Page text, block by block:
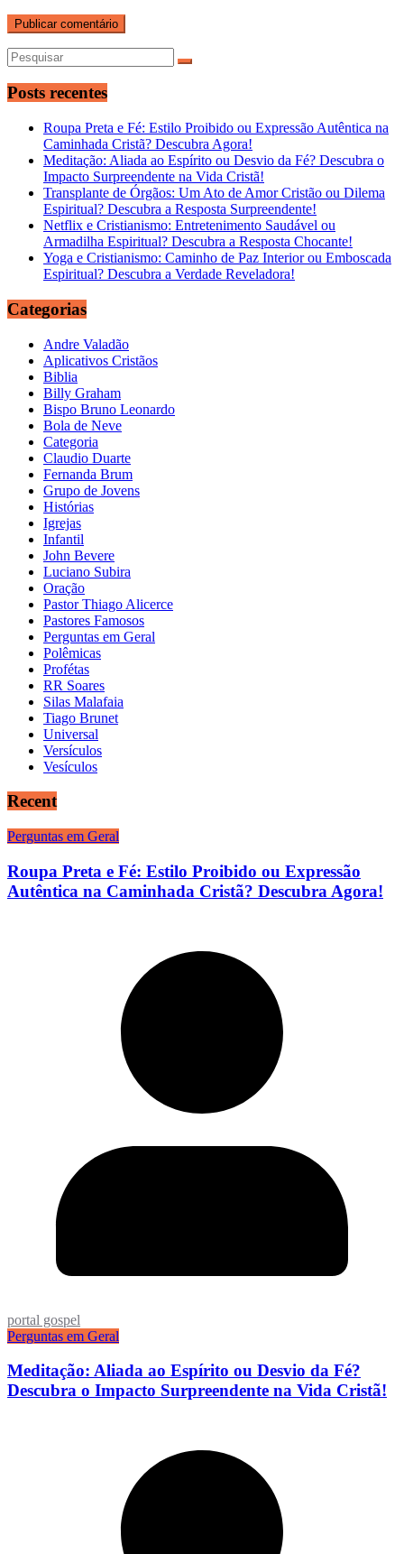
Posts recentes
Roupa Preta e Fé: Estilo Proibido ou Expressão Autêntica na
Caminhada Cristã? Descubra Agora!
Meditação: Aliada ao Espírito ou Desvio da Fé? Descubra o
Impacto Surpreendente na Vida Cristã!
Transplante de Órgãos: Um Ato de Amor Cristão ou Dilema
Espiritual? Descubra a Resposta Surpreendente!
Netflix e Cristianismo: Entretenimento Saudável ou
Armadilha Espiritual? Descubra a Resposta Chocante!
Yoga e Cristianismo: Caminho de Paz Interior ou Emboscada
Espiritual? Descubra a Verdade Reveladora!
Categorias
Andre Valadão
Aplicativos Cristãos
Biblia
Billy Graham
Bispo Bruno Leonardo
Bola de Neve
Categoria
Claudio Duarte
Fernanda Brum
Grupo de Jovens
Histórias
Igrejas
Infantil
John Bevere
Luciano Subira
Oração
Pastor Thiago Alicerce
Pastores Famosos
Perguntas em Geral
Polêmicas
Profétas
RR Soares
Silas Malafaia
Tiago Brunet
Universal
Versículos
Vesículos
Recent
Perguntas em Geral
Roupa Preta e Fé: Estilo Proibido ou Expressão
Autêntica na Caminhada Cristã? Descubra Agora!
portal gospel
Perguntas em Geral
Meditação: Aliada ao Espírito ou Desvio da Fé?
Descubra o Impacto Surpreendente na Vida Cristã!